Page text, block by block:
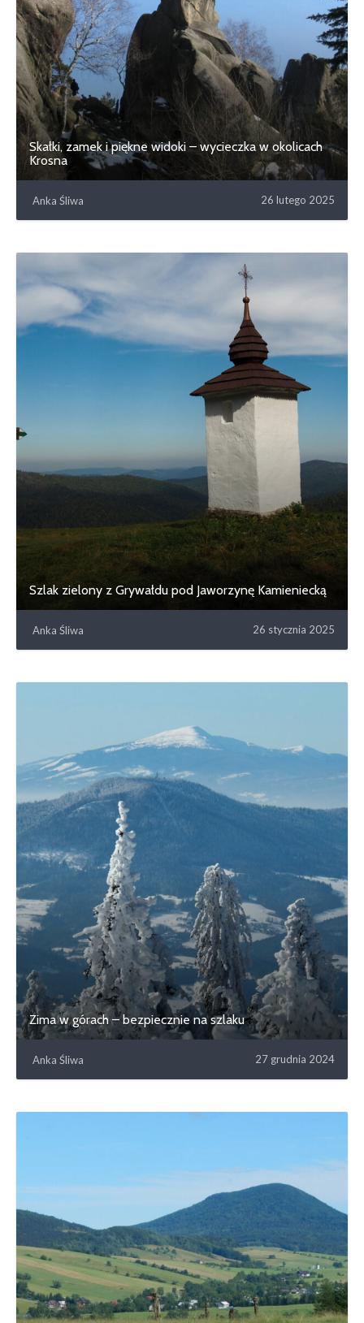
Skałki, zamek i piękne widoki – wycieczka w okolicach
Krosna
Anka Śliwa 26 lutego 2025
Szlak zielony z Grywałdu pod Jaworzynę Kamieniecką
Anka Śliwa 26 stycznia 2025
Zima w górach – bezpiecznie na szlaku
Anka Śliwa 27 grudnia 2024